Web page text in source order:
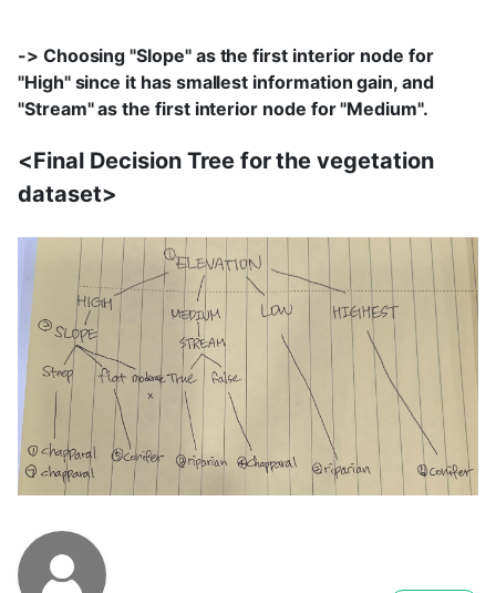
-> Choosing "Slope" as the first interior node for
"High" since it has smallest information gain, and
"Stream" as the first interior node for "Medium".
<Final Decision Tree for the vegetation
dataset>